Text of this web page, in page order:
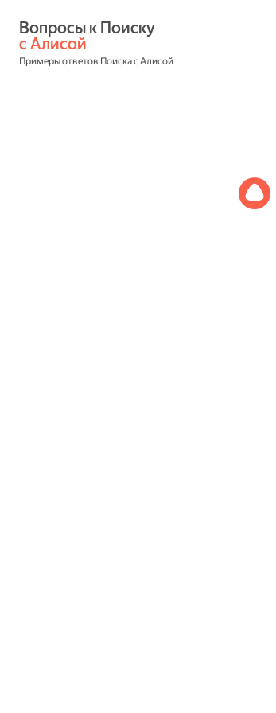
с Алисой
Примеры ответов Поиска с Алисой